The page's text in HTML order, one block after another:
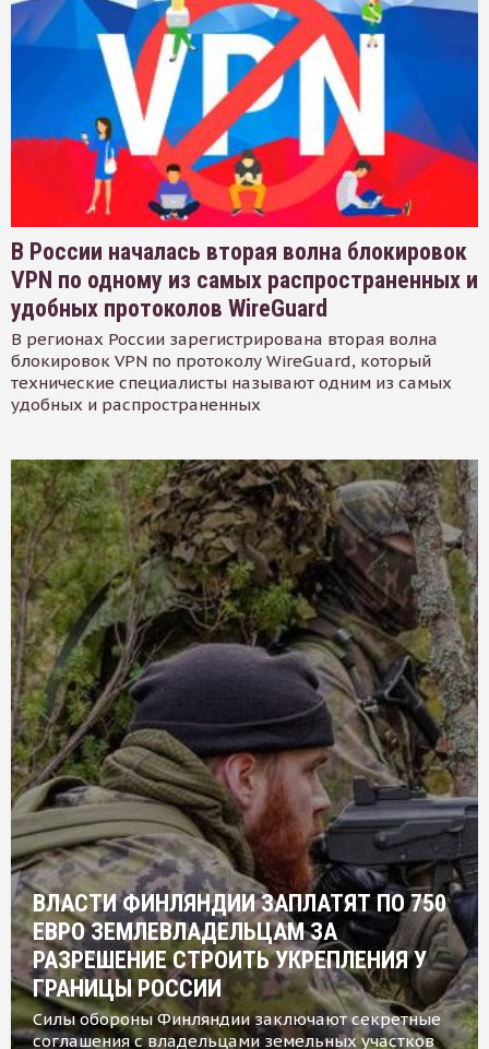
В России началась вторая волна блокировок
VPN по одному из самых распространенных и
удобных протоколов WireGuard
В регионах России зарегистрирована вторая волна
блокировок VPN по протоколу WireGuard, который
технические специалисты называют одним из самых
удобных и распространенных
ВЛАСТИ ФИНЛЯНДИИ ЗАПЛАТЯТ ПО 750
ЕВРО ЗЕМЛЕВЛАДЕЛЬЦАМ ЗА
РАЗРЕШЕНИЕ СТРОИТЬ УКРЕПЛЕНИЯ У
ГРАНИЦЫ РОССИИ
Силы обороны Финляндии заключают секретные
соглашения с владельцами земельных участков